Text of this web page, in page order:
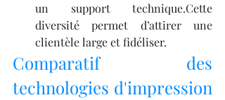
un support technique.Cette
diversité permet d’attirer une
clientèle large et fidéliser.
Comparatif des
technologies d'impression